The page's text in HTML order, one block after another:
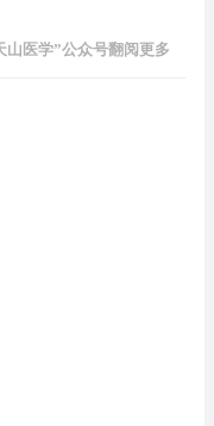
山医学”公众号翻阅更多